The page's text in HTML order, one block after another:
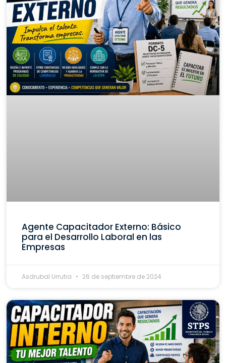
Agente Capacitador Externo: Básico
para el Desarrollo Laboral en las
Empresas
Asdrubal Urrutia 26 de septiembre de 2024